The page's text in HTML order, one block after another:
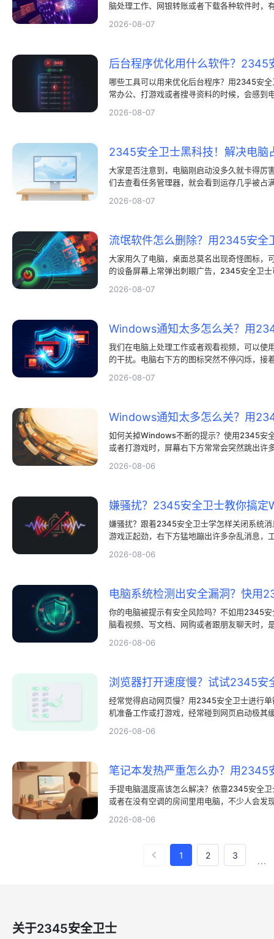
脑处理工作、网银转账或者下载各种软件时，
脑可能中木马了。不少人都在琢磨，我们该用
2026-08-07
哪些工具可以用来优化后台程序？用2345安
常办公、打游戏或者搜寻资料的时候，会感到
去更新配置，事实上是大量无用应用悄悄占用
选。运行这款软件可以帮大家搞定这个麻烦，
2026-08-07
2345安全卫士黑科技！解决电脑
大家是否注意到，电脑刚启动没多久就卡得厉
们去查看任务管理器，就会看到运存几乎被占
效率，打游戏时也会卡到让人难受。确实挺苦
2026-08-07
流氓软件怎么删除？用2345安全
大家用久了电脑，桌面总莫名出现奇怪图标，
的设备屏幕上常弹出刺眼广告，2345安全卫
此时怎么删掉垃圾程序让人发愁，我们能用
2026-08-07
Windows通知太多怎么关？用
我们在电脑上处理工作或者观看视频，可以使
的干扰。电脑右下方的图标突然不停闪烁，接
公文件，突来的声响和图像会直接打乱思考，
2345安全卫士可以帮我们搞定这个难题。如
天和这些广告纠缠，会耗费极多的时间与精力
2026-08-07
Windows通知太多怎么关？用
如何关掉Windows不断的提示？使用2345安
或者打游戏时，屏幕右下方常常会突然跳出许
有些人在开会投屏的时候，电脑桌面突然弹出
了解，使用2345安全卫士就能轻松搞定这个
能，就能轻松找回清净的桌面。
2026-08-06
嫌骚扰？2345安全卫士教你搞
嫌骚扰？跟着2345安全卫士学怎样关闭系统
游戏正起劲，右下方猛地蹦出许多杂乱消息，
很有必要。不过，很多人发现手动去系统里调
2026-08-06
电脑系统检测出安全漏洞？快用
你的电脑被提示有安全风险吗？不如用2345
脑看视频、写文档、网购或者跟朋友聊天时，
洞就像墙角不易察觉的裂缝，看似不起眼，却
2026-08-06
经常觉得启动网页慢？用2345安全卫士进行
机准备工作或打游戏，经常碰到网页启动极其
这是硬件太旧了，或者是家里的宽带不好。里
2026-08-06
手提电脑温度高该怎么解决？依靠2345安全
或者在没有空调的房间里用电脑，不少人会发
是硬件落了灰尘，跑去买各种散热底座。很多
以选择2345安全卫士。利用2345安全卫士深
2026-08-06
1 2 3
...
关于2345安全卫士